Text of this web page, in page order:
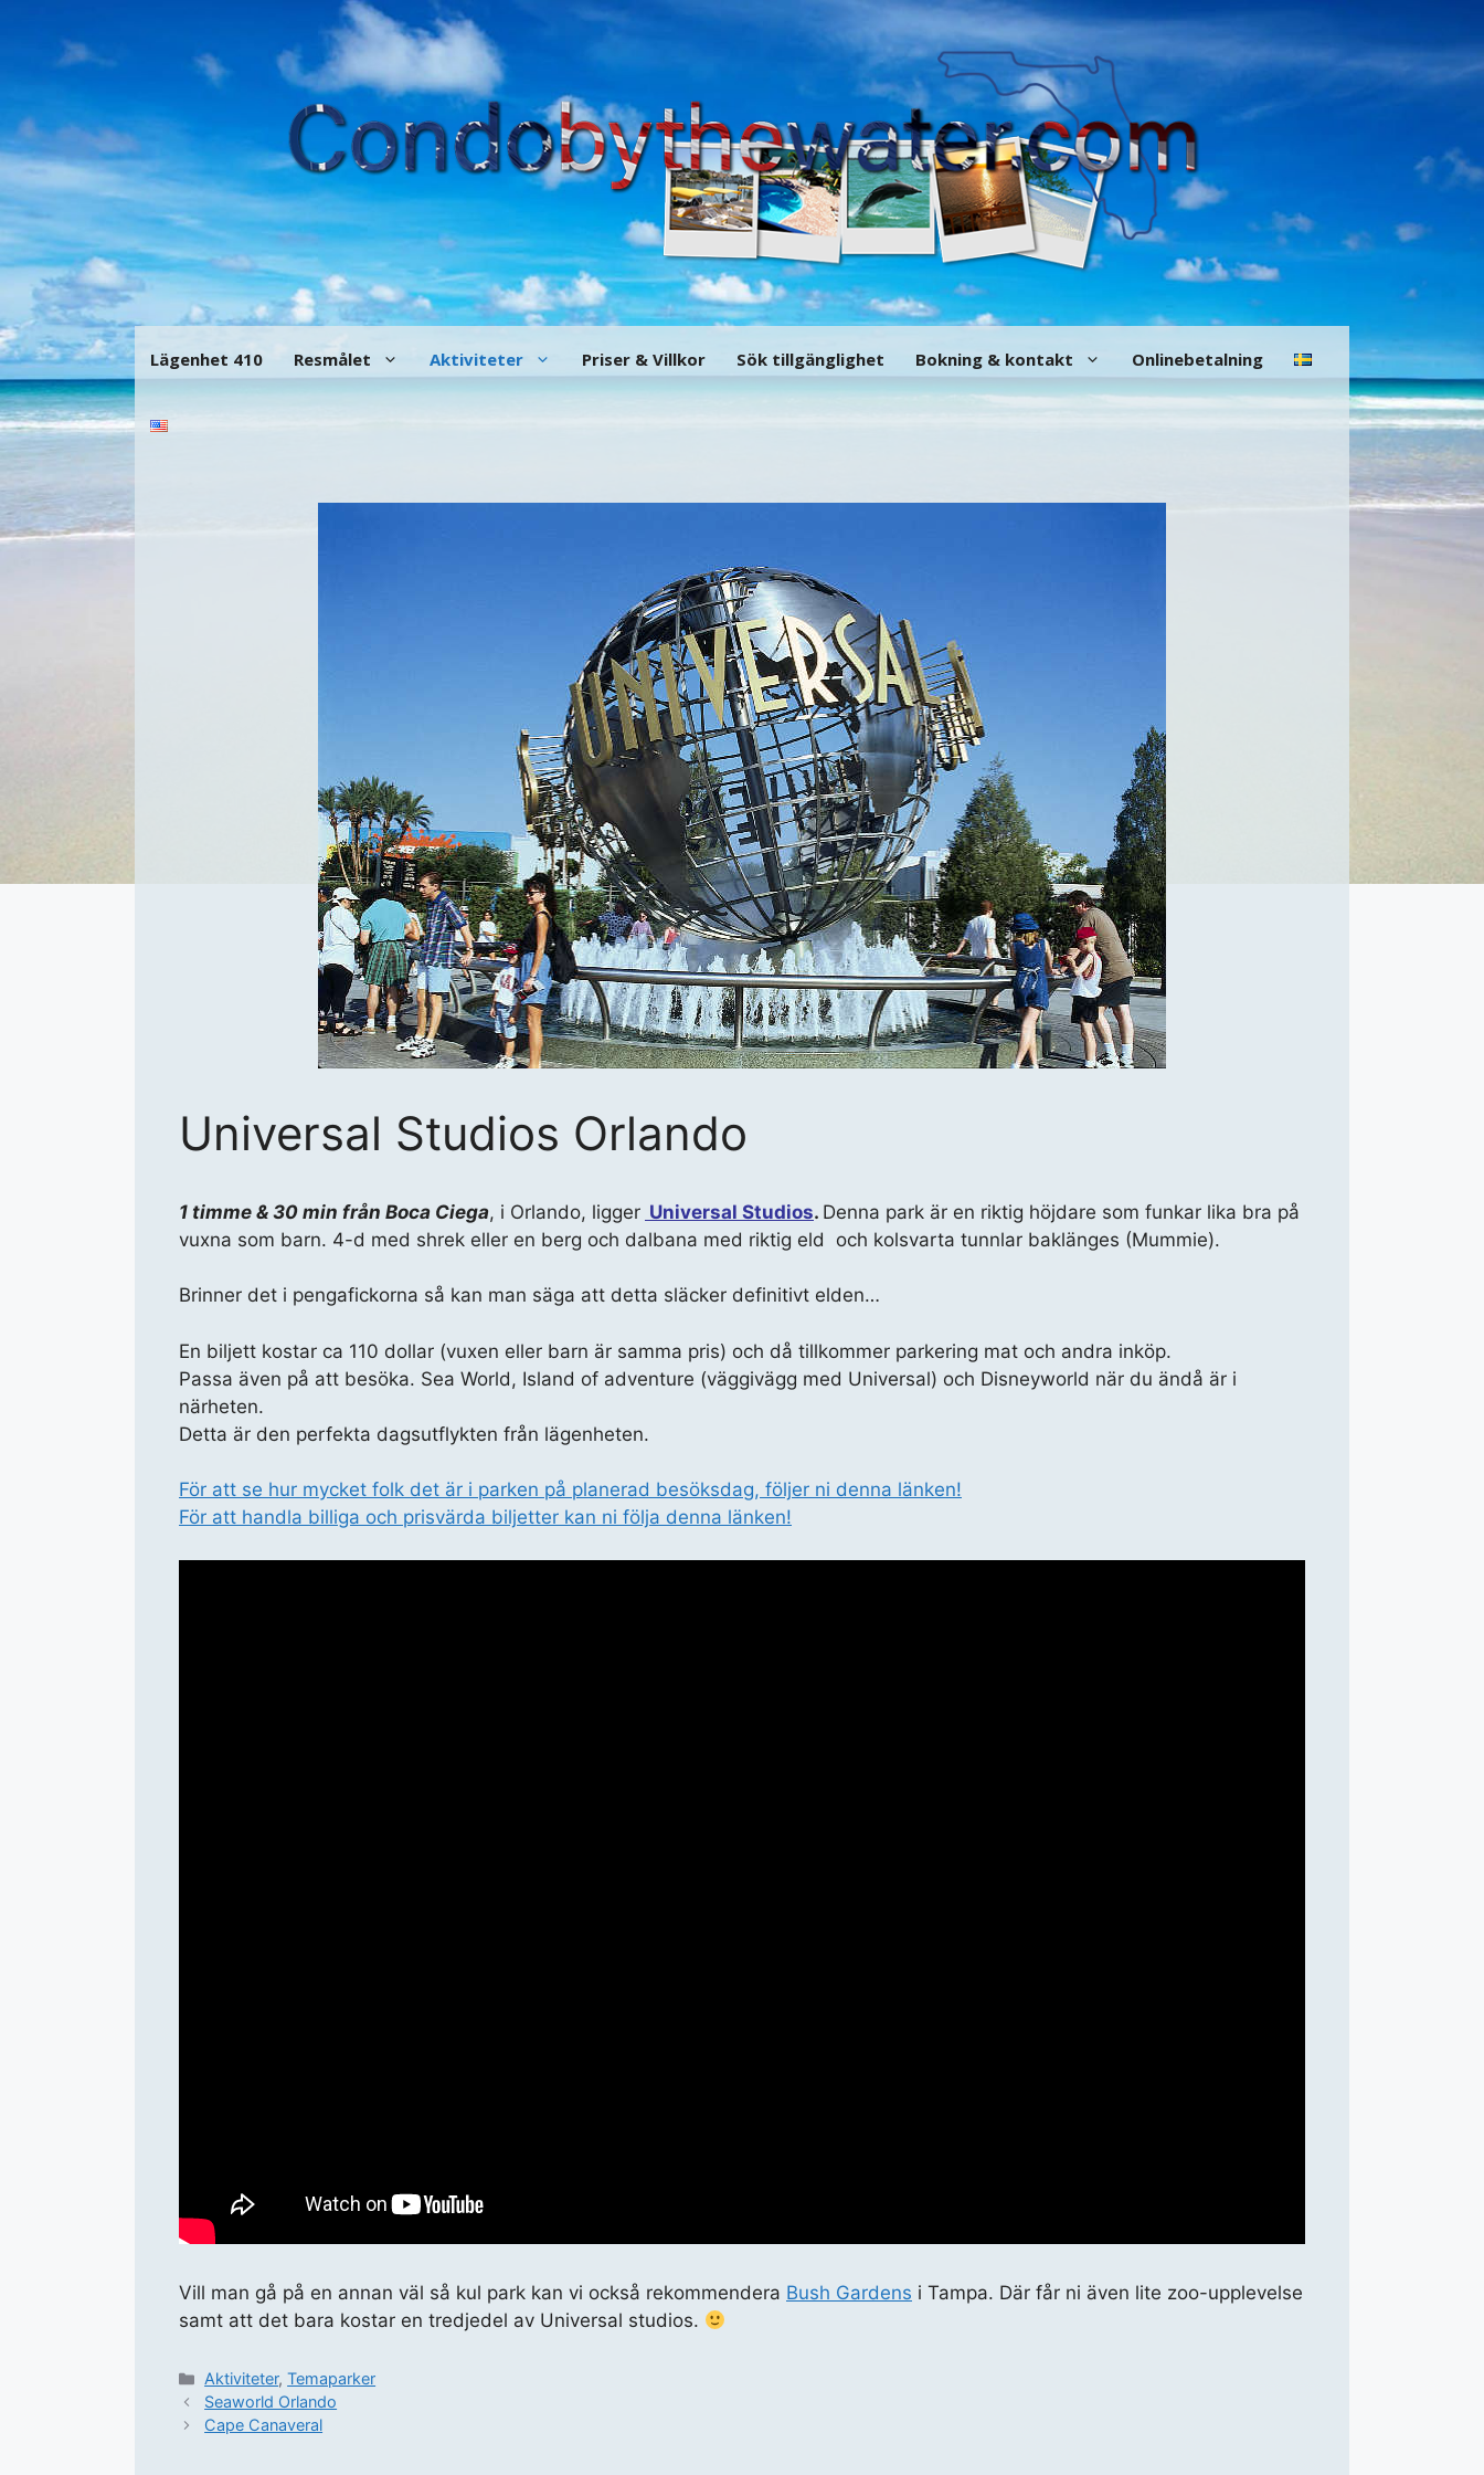
innehåll
Lägenhet 410 Resmålet Aktiviteter Priser & Villkor Sök tillgänglighet Bokning & kontakt Onlinebetalning
Universal Studios Orlando
1 timme & 30 min från Boca Ciega, i Orlando, ligger Universal Studios. Denna park är en riktig höjdare som funkar lika bra på
vuxna som barn. 4-d med shrek eller en berg och dalbana med riktig eld och kolsvarta tunnlar baklänges (Mummie).
Brinner det i pengafickorna så kan man säga att detta släcker definitivt elden…
En biljett kostar ca 110 dollar (vuxen eller barn är samma pris) och då tillkommer parkering mat och andra inköp.
Passa även på att besöka. Sea World, Island of adventure (väggivägg med Universal) och Disneyworld när du ändå är i
närheten.
Detta är den perfekta dagsutflykten från lägenheten.
För att se hur mycket folk det är i parken på planerad besöksdag, följer ni denna länken!
För att handla billiga och prisvärda biljetter kan ni följa denna länken!
Vill man gå på en annan väl så kul park kan vi också rekommendera Bush Gardens i Tampa. Där får ni även lite zoo-upplevelse
samt att det bara kostar en tredjedel av Universal studios.
Kategorier
Aktiviteter,Temaparker
Seaworld Orlando
Cape Canaveral